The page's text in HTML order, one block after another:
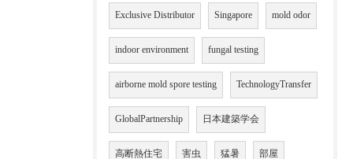
Exclusive Distributor Singapore mold odor
indoor environment fungal testing
airborne mold spore testing TechnologyTransfer
GlobalPartnership 日本建築学会
高断熱住宅 害虫 猛暑 部屋